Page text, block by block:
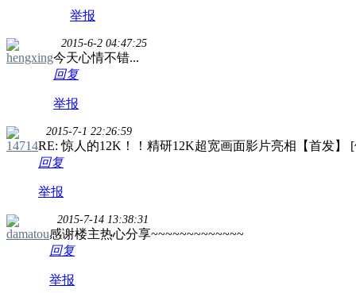
举报
hengxing
2015-6-2 04:47:25
今天心情不错...
回复
举报
14714
2015-7-1 22:26:59
RE: 惊人的12K！！精研12K超宽画面影片亮相【首发】
回复
举报
damatou
2015-7-14 13:38:31
感谢楼主热心分享~~~~~~~~~~~~~
回复
举报